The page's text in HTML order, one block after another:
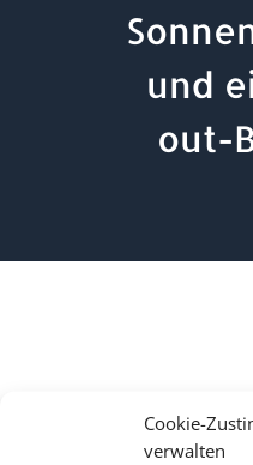
Cookie-
verwalten
und
out-